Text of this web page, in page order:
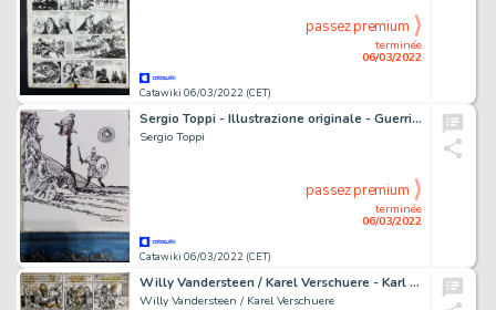
Catawiki 06/03/2022 (CET)
terminée
06/03/2022
passez premium
Sergio Toppi - Illustrazione originale - Guerriero Arabo - anni 80/90 - Page volante
Sergio Toppi
Catawiki 06/03/2022 (CET)
terminée
06/03/2022
passez premium
Willy Vandersteen / Karel Verschuere - Karl May 1 - Originele pagina (Pag. 19) - Old Shatterhand - (1962)
Willy Vandersteen / Karel Verschuere